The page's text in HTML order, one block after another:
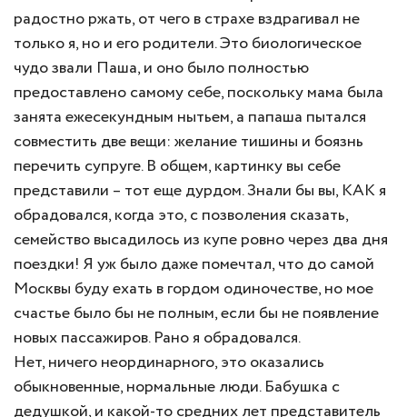
радостно ржать, от чего в страхе вздрагивал не
только я, но и его родители. Это биологическое
чудо звали Паша, и оно было полностью
предоставлено самому себе, поскольку мама была
занята ежесекундным нытьем, а папаша пытался
совместить две вещи: желание тишины и боязнь
перечить супруге. В общем, картинку вы себе
представили – тот еще дурдом. Знали бы вы, КАК я
обрадовался, когда это, с позволения сказать,
семейство высадилось из купе ровно через два дня
поездки! Я уж было даже помечтал, что до самой
Москвы буду ехать в гордом одиночестве, но мое
счастье было бы не полным, если бы не появление
новых пассажиров. Рано я обрадовался.
Нет, ничего неординарного, это оказались
обыкновенные, нормальные люди. Бабушка с
дедушкой, и какой-то средних лет представитель